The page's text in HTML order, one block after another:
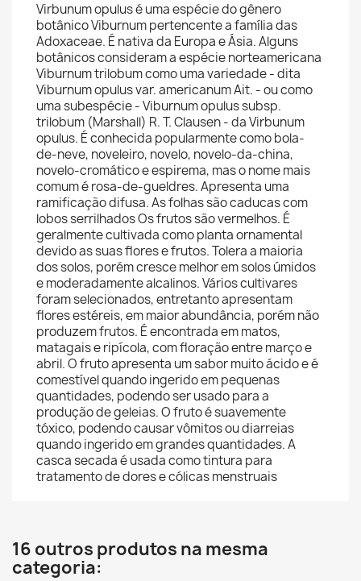
Virbunum opulus é uma espécie do gênero
botânico Viburnum pertencente a família das
Adoxaceae. É nativa da Europa e Ásia. Alguns
botânicos consideram a espécie norteamericana
Viburnum trilobum como uma variedade - dita
Viburnum opulus var. americanum Ait. - ou como
uma subespécie - Viburnum opulus subsp.
trilobum (Marshall) R. T. Clausen - da Virbunum
opulus. É conhecida popularmente como bola-
de-neve, noveleiro, novelo, novelo-da-china,
novelo-cromático e espirema, mas o nome mais
comum é rosa-de-gueldres. Apresenta uma
ramificação difusa. As folhas são caducas com
lobos serrilhados Os frutos são vermelhos. É
geralmente cultivada como planta ornamental
devido as suas flores e frutos. Tolera a maioria
dos solos, porém cresce melhor em solos úmidos
e moderadamente alcalinos. Vários cultivares
foram selecionados, entretanto apresentam
flores estéreis, em maior abundância, porém não
produzem frutos. É encontrada em matos,
matagais e ripícola, com floração entre março e
abril. O fruto apresenta um sabor muito ácido e é
comestível quando ingerido em pequenas
quantidades, podendo ser usado para a
produção de geleias. O fruto é suavemente
tóxico, podendo causar vômitos ou diarreias
quando ingerido em grandes quantidades. A
casca secada é usada como tintura para
tratamento de dores e cólicas menstruais
16 outros produtos na mesma
categoria: